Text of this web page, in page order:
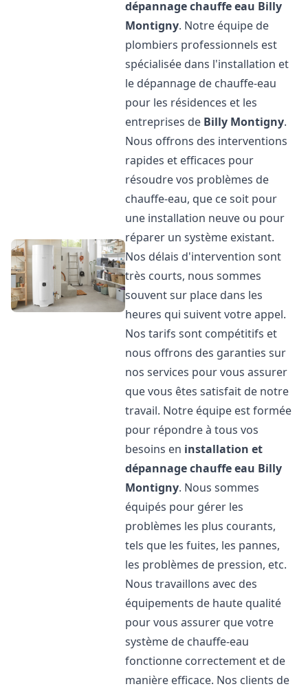
dépannage chauffe eau Billy
Montigny. Notre équipe de
plombiers professionnels est
spécialisée dans l'installation et
le dépannage de chauffe-eau
pour les résidences et les
entreprises de Billy Montigny.
Nous offrons des interventions
rapides et efficaces pour
résoudre vos problèmes de
chauffe-eau, que ce soit pour
une installation neuve ou pour
réparer un système existant.
Nos délais d'intervention sont
très courts, nous sommes
souvent sur place dans les
heures qui suivent votre appel.
Nos tarifs sont compétitifs et
nous offrons des garanties sur
nos services pour vous assurer
que vous êtes satisfait de notre
travail. Notre équipe est formée
pour répondre à tous vos
besoins en installation et
dépannage chauffe eau Billy
Montigny. Nous sommes
équipés pour gérer les
problèmes les plus courants,
tels que les fuites, les pannes,
les problèmes de pression, etc.
Nous travaillons avec des
équipements de haute qualité
pour vous assurer que votre
système de chauffe-eau
fonctionne correctement et de
manière efficace. Nos clients de